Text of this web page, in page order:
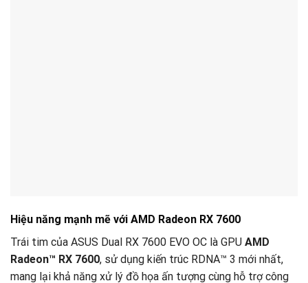
Hiệu năng mạnh mẽ với AMD Radeon RX 7600
Trái tim của ASUS Dual RX 7600 EVO OC là GPU AMD
Radeon™ RX 7600, sử dụng kiến trúc RDNA™ 3 mới nhất,
mang lại khả năng xử lý đồ họa ấn tượng cùng hỗ trợ công